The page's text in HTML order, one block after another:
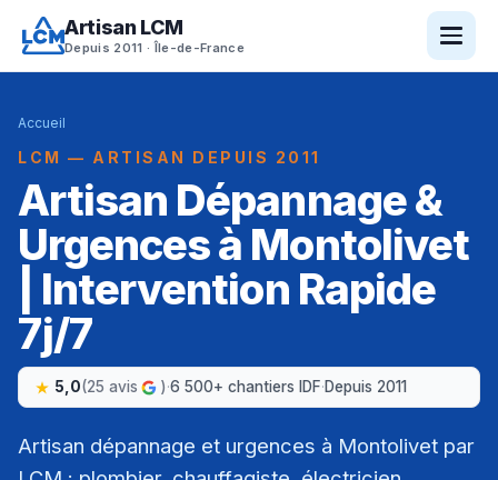
Artisan LCM
Depuis 2011 · Île-de-France
Accueil
LCM — ARTISAN DEPUIS 2011
Artisan Dépannage &
Urgences à Montolivet
| Intervention Rapide
7j/7
5,0(25 avis )·6 500+ chantiers IDF·Depuis 2011
Artisan dépannage et urgences à Montolivet par